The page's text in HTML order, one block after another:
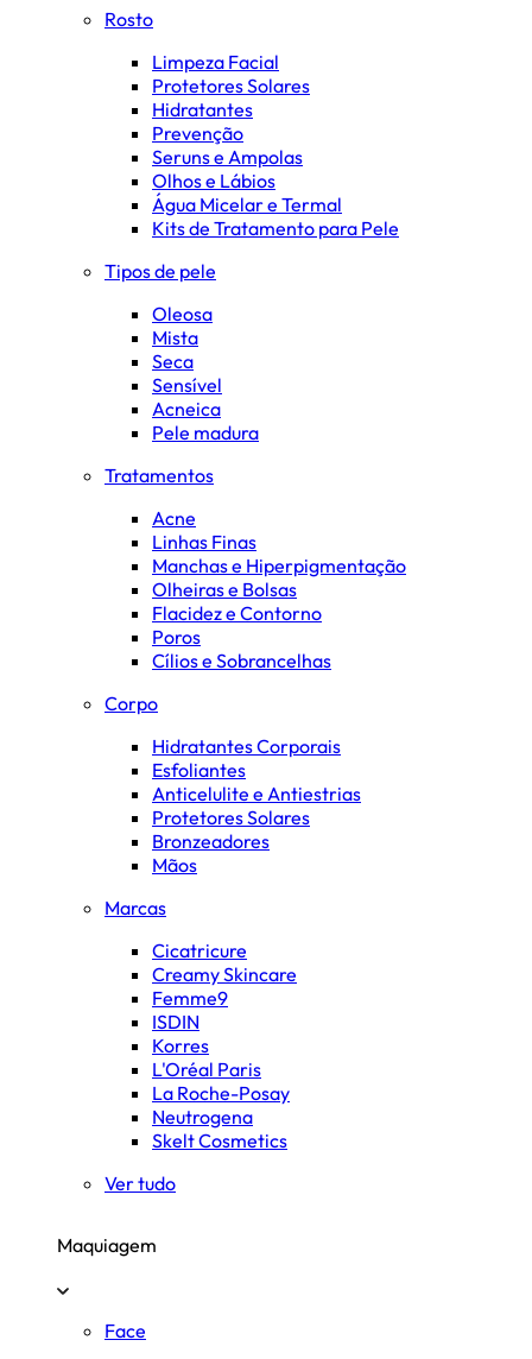
Rosto
Limpeza Facial
Protetores Solares
Hidratantes
Prevenção
Seruns e Ampolas
Olhos e Lábios
Água Micelar e Termal
Kits de Tratamento para Pele
Tipos de pele
Oleosa
Mista
Seca
Sensível
Acneica
Pele madura
Tratamentos
Acne
Linhas Finas
Manchas e Hiperpigmentação
Olheiras e Bolsas
Flacidez e Contorno
Poros
Cílios e Sobrancelhas
Corpo
Hidratantes Corporais
Esfoliantes
Anticelulite e Antiestrias
Protetores Solares
Bronzeadores
Mãos
Marcas
Cicatricure
Creamy Skincare
Femme9
ISDIN
Korres
L'Oréal Paris
La Roche-Posay
Neutrogena
Skelt Cosmetics
Ver tudo
Maquiagem
Face